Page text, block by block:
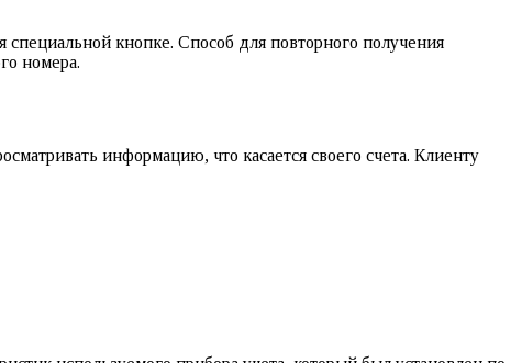
специальной кнопке. Способ для повторного получения
номера.
информацию, что касается своего счета. Клиенту